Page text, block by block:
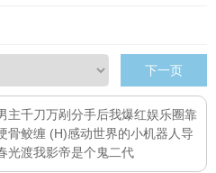
下一页
主千刀万剐分手后我爆红娱乐圈靠
骨鲛缠 (H)感动世界的小机器人导
光渡我影帝是个鬼二代